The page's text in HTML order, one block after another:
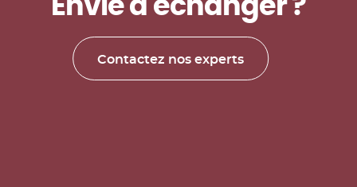
E nv e d éc ha ng e r ?
Contactez nos experts